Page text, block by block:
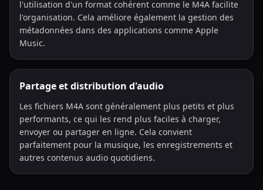
l'utilisation d'un format cohérent comme le M4A facilite
l'organisation. Cela améliore également la gestion des
métadonnées dans des applications comme Apple
Music.
Partage et distribution d'audio
Les fichiers M4A sont généralement plus petits et plus
performants, ce qui les rend plus faciles à charger,
envoyer ou partager en ligne. Cela convient
parfaitement pour la musique, les enregistrements et
autres contenus audio quotidiens.